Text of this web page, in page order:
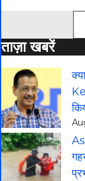
ताज़ा खबरें